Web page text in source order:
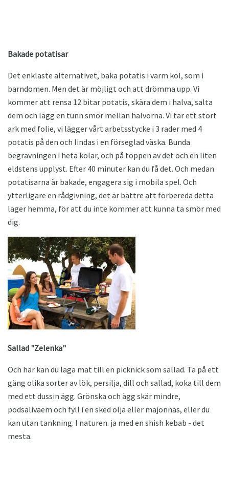
Bakade potatisar
Det enklaste alternativet, baka potatis i varm kol, som i
barndomen. Men det är möjligt och att drömma upp. Vi
kommer att rensa 12 bitar potatis, skära dem i halva, salta
dem och lägg en tunn smör mellan halvorna. Vi tar ett stort
ark med folie, vi lägger vårt arbetsstycke i 3 rader med 4
potatis på den och lindas i en förseglad väska. Bunda
begravningen i heta kolar, och på toppen av det och en liten
eldstens upplyst. Efter 40 minuter kan du få det. Och medan
potatisarna är bakade, engagera sig i mobila spel. Och
ytterligare en rådgivning, det är bättre att förbereda detta
lager hemma, för att du inte kommer att kunna ta smör med
dig.
Sallad "Zelenka"
Och här kan du laga mat till en picknick som sallad. Ta på ett
gäng olika sorter av lök, persilja, dill och sallad, koka till dem
med ett dussin ägg. Grönska och ägg skär mindre,
podsalivaem och fyll i en sked olja eller majonnäs, eller du
kan utan tankning. I naturen. ja med en shish kebab - det
mesta.